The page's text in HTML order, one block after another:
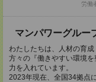
労働
マンパワーグルー
わたしたちは、人材の育
方々の『働きやすい環境
力を入れています。
2023年現在、全国34拠点